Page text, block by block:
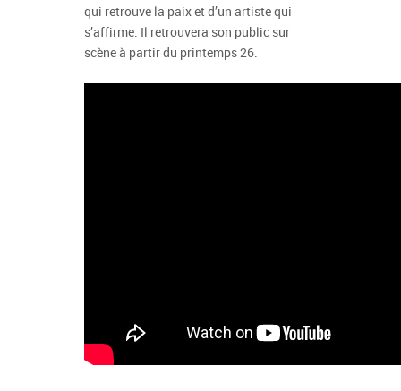
qui retrouve la paix et d’un artiste qui
s’affirme. Il retrouvera son public sur
scène à partir du printemps 26.